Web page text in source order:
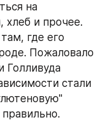
на
хлеб и прочее.
где его
Пожаловало
Голливуда
стали